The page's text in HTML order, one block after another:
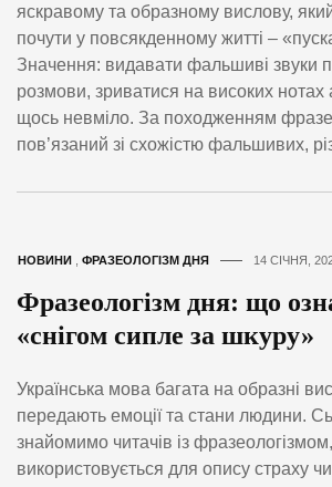
яскравому та образному вислову,
почути у повсякденному житті –
Значення: видавати фальшиві звуки
розмови, зриватися на високих нотах
щось невміло. За походженням
пов’язаний зі схожістю фальшивих,
НОВИНИ ФРАЗЕОЛОГІЗМ ДНЯ 14 СІЧНЯ,
Фразеологізм дня: що
«снігом сипле за шкуру»
Українська мова багата на образні
передають емоції та стани людини.
знайомимо читачів із
використовується для опису страху